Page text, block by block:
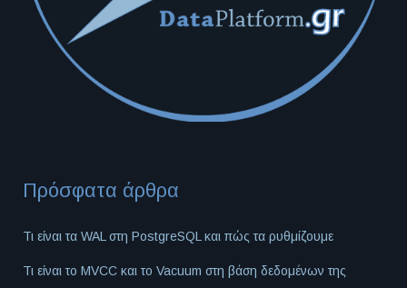
Πρόσφατα άρθρα
Τι είναι τα WAL στη PostgreSQL και πώς τα ρυθμίζουμε
Τι είναι το MVCC και το Vacuum στη βάση δεδομένων της